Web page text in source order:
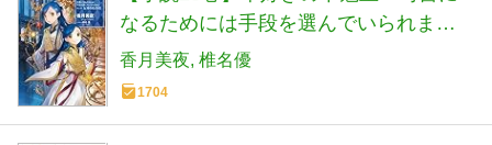
なるためには手段を選んでいられませ
ん～第五部「女神の化身7」
香月美夜 椎名優
1704